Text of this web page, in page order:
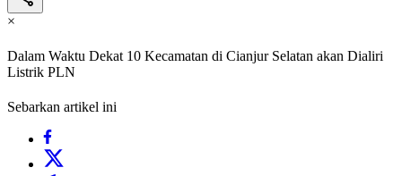
×
Dalam Waktu Dekat 10 Kecamatan di Cianjur Selatan akan Dialiri
Listrik PLN
Sebarkan artikel ini